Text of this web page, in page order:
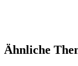
Ähnliche